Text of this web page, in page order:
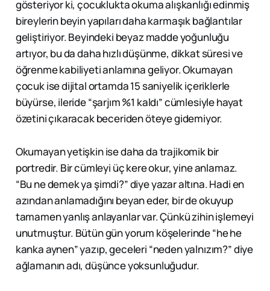
gösteriyor ki, çocuklukta okuma alışkanlığı edinmiş
bireylerin beyin yapıları daha karmaşık bağlantılar
geliştiriyor. Beyindeki beyaz madde yoğunluğu
artıyor, bu da daha hızlı düşünme, dikkat süresi ve
öğrenme kabiliyeti anlamına geliyor. Okumayan
çocuk ise dijital ortamda 15 saniyelik içeriklerle
büyürse, ileride “şarjım %1 kaldı” cümlesiyle hayat
özetini çıkaracak beceriden öteye gidemiyor.
Okumayan yetişkin ise daha da trajikomik bir
portredir. Bir cümleyi üç kere okur, yine anlamaz.
“Bu ne demek ya şimdi?” diye yazar altına. Hadi en
azından anlamadığını beyan eder, bir de okuyup
tamamen yanlış anlayanlar var. Çünkü zihin işlemeyi
unutmuştur. Bütün gün yorum köşelerinde “he he
kanka aynen” yazıp, geceleri “neden yalnızım?” diye
ağlamanın adı, düşünce yoksunluğudur.